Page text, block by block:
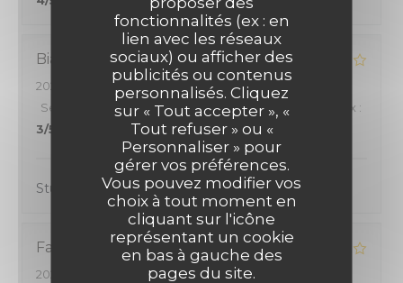
fonctionnalités (ex : en
lien avec les réseaux
sociaux) ou afficher des
publicités ou contenus
personnalisés. Cliquez
sur « Tout accepter », «
Tout refuser » ou «
Personnaliser » pour
gérer vos préférences.
Vous pouvez modifier vos
choix à tout moment en
cliquant sur l'icône
représentant un cookie
en bas à gauche des
pages du site.
Bianca
2026-08-06
- 13:00 - Couverts 2
Service
Ambiance :5 /5 Cuisine:5 /5 Qualité / Prix :
3/5
Stunning view, friendly staff, food was very good.
Fabien
2026-08-05
- 20:00 - Couverts 6
FARAGO ON THE ROOF